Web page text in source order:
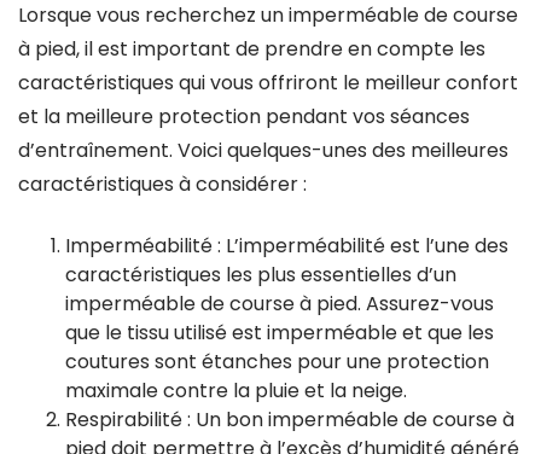
Lorsque vous recherchez un imperméable de course
à pied, il est important de prendre en compte les
caractéristiques qui vous offriront le meilleur confort
et la meilleure protection pendant vos séances
d’entraînement. Voici quelques-unes des meilleures
caractéristiques à considérer :
Imperméabilité : L’imperméabilité est l’une des
caractéristiques les plus essentielles d’un
imperméable de course à pied. Assurez-vous
que le tissu utilisé est imperméable et que les
coutures sont étanches pour une protection
maximale contre la pluie et la neige.
Respirabilité : Un bon imperméable de course à